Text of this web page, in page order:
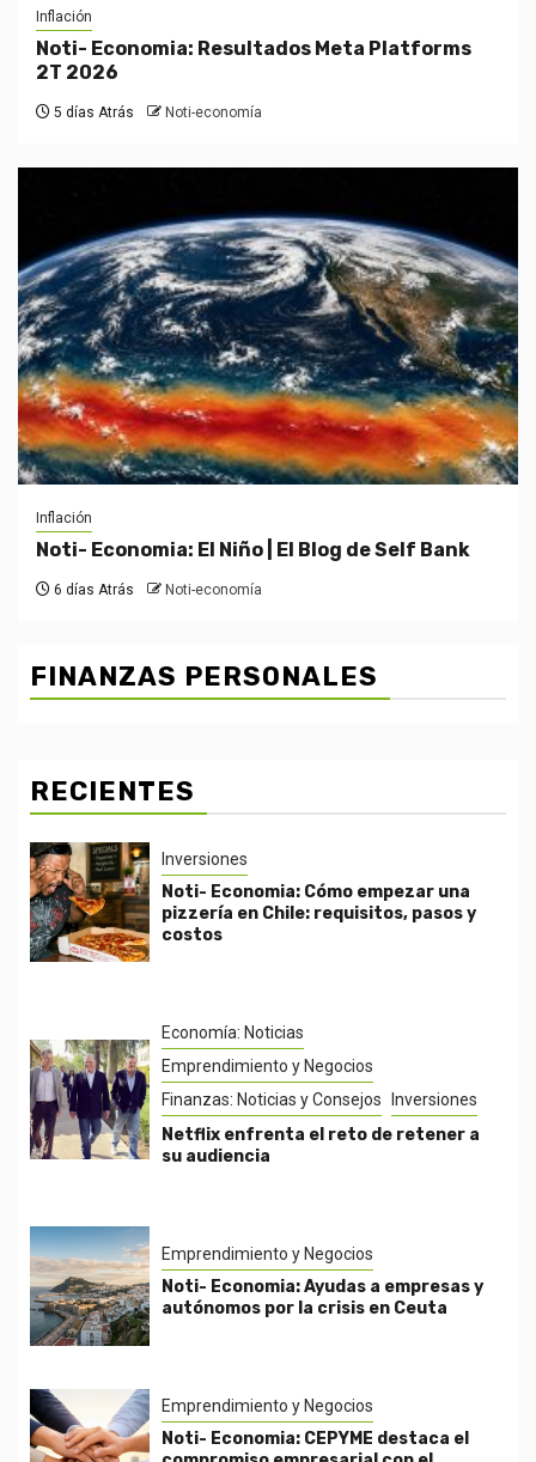
Inflación
Noti- Economia: Resultados Meta Platforms
2T 2026
5 días Atrás Noti-economía
Inflación
Noti- Economia: El Niño | El Blog de Self Bank
6 días Atrás Noti-economía
FINANZAS PERSONALES
RECIENTES
Inversiones
Noti- Economia: Cómo empezar una
pizzería en Chile: requisitos, pasos y
costos
Economía: Noticias
Emprendimiento y Negocios
Finanzas: Noticias y Consejos
Inversiones
Netflix enfrenta el reto de retener a
su audiencia
Emprendimiento y Negocios
Noti- Economia: Ayudas a empresas y
autónomos por la crisis en Ceuta
Emprendimiento y Negocios
Noti- Economia: CEPYME destaca el